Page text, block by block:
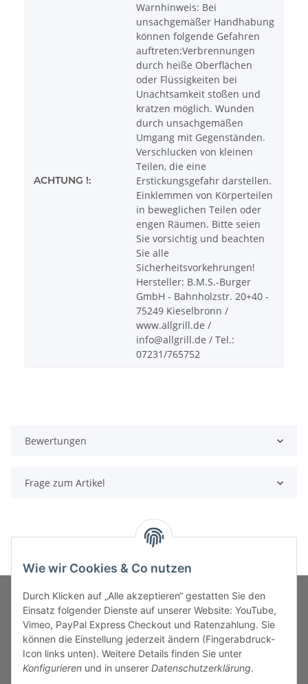
ACHTUNG !:
Warnhinweis: Bei
unsachgemäßer Handhabung
können folgende Gefahren
auftreten:Verbrennungen
durch heiße Oberflächen
oder Flüssigkeiten bei
Unachtsamkeit stoßen und
kratzen möglich. Wunden
durch unsachgemäßen
Umgang mit Gegenständen.
Verschlucken von kleinen
Teilen, die eine
Erstickungsgefahr darstellen.
Einklemmen von Körperteilen
in beweglichen Teilen oder
engen Räumen. Bitte seien
Sie vorsichtig und beachten
Sie alle
Sicherheitsvorkehrungen!
Hersteller: B.M.S.-Burger
GmbH - Bahnholzstr. 20+40 -
75249 Kieselbronn /
www.allgrill.de /
info@allgrill.de / Tel.:
07231/765752
Bewertungen
Frage zum Artikel
MARKENWELT
SERVICE
Wie wir Cookies & Co nutzen
Durch Klicken auf „Alle akzeptieren“ gestatten Sie den
Einsatz folgender Dienste auf unserer Website: YouTube,
Vimeo, PayPal Express Checkout und Ratenzahlung. Sie
können die Einstellung jederzeit ändern (Fingerabdruck-
Icon links unten). Weitere Details finden Sie unter
Konfigurieren und in unserer Datenschutzerklärung.